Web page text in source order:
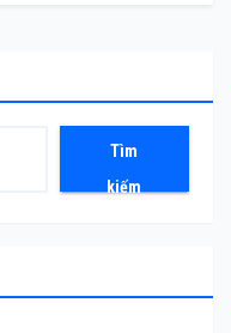
Tìm
kiếm